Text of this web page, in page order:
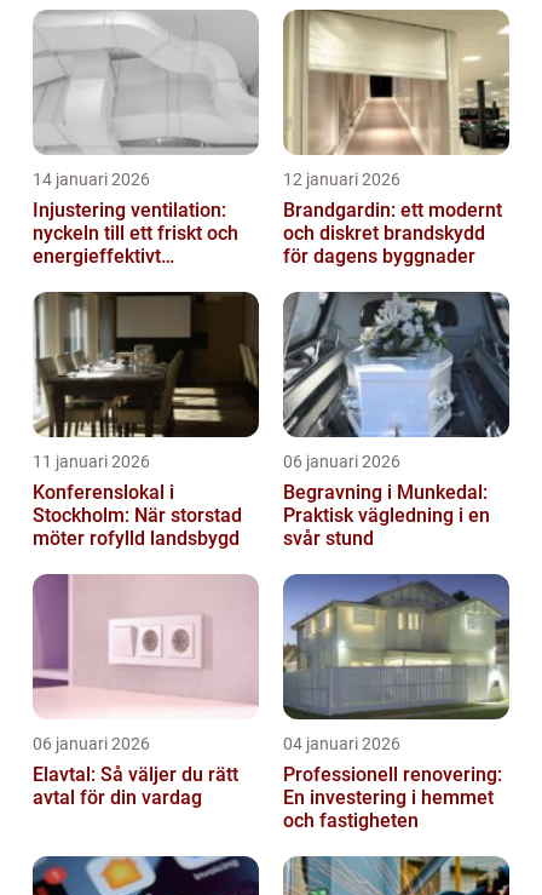
14 januari 2026
Injustering ventilation:
nyckeln till ett friskt och
energieffektivt
12 januari 2026
Brandgardin: ett modernt
och diskret brandskydd
för dagens byggnader
11 januari 2026
Konferenslokal i
Stockholm: När storstad
möter rofylld landsbygd
06 januari 2026
Begravning i Munkedal:
Praktisk vägledning i en
svår stund
06 januari 2026
Elavtal: Så väljer du rätt
avtal för din vardag
04 januari 2026
Professionell renovering:
En investering i hemmet
och fastigheten